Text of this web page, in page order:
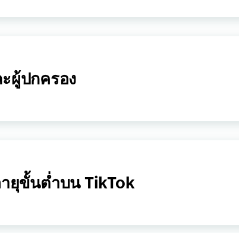
ผู้ปกครอง
ายุขั้นต่ำบน TikTok